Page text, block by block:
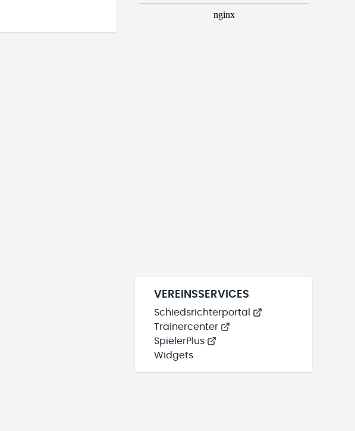
VEREINSSERVICES
Schiedsrichterportal
Trainercenter
SpielerPlus
Widgets